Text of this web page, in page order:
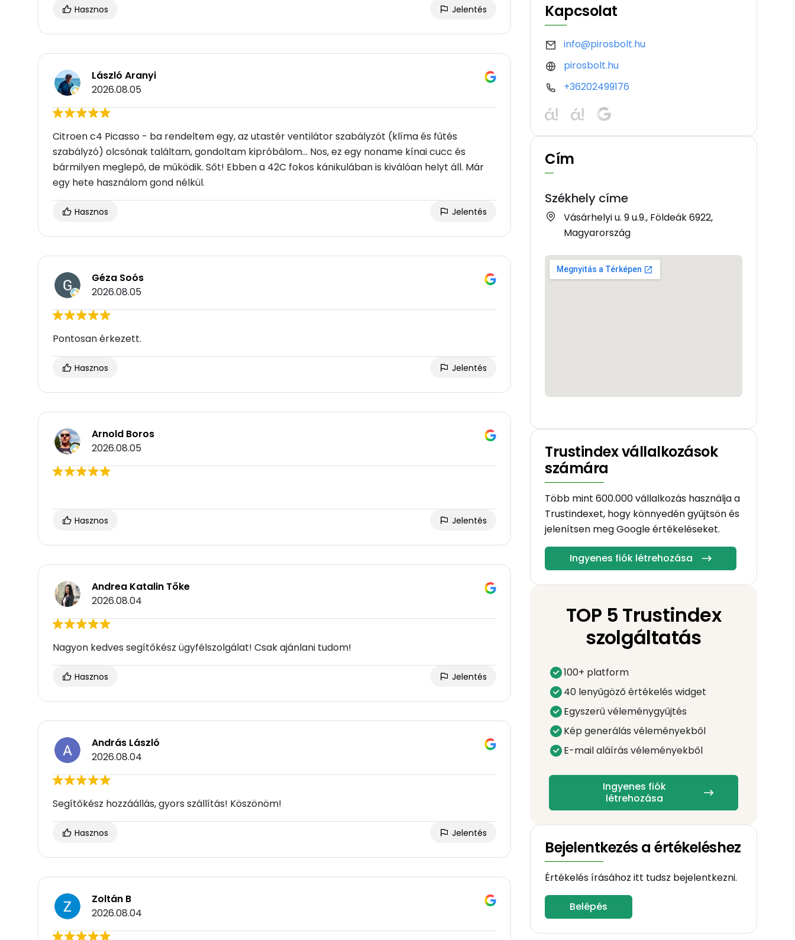
Hasznos Jelentés
László Aranyi
2026.08.05
Citroen c4 Picasso - ba rendeltem egy, az utastér ventilátor szabályzót (klíma és fűtés
szabályzó) olcsónak találtam, gondoltam kipróbálom... Nos, ez egy noname kínai cucc és
bármilyen meglepő, de működik. Sőt! Ebben a 42C fokos kánikulában is kiválóan helyt áll. Már
egy hete használom gond nélkül.
Hasznos Jelentés
Géza Soós
2026.08.05
Pontosan érkezett.
Hasznos Jelentés
Arnold Boros
2026.08.05
Hasznos Jelentés
Andrea Katalin Tőke
2026.08.04
Nagyon kedves segítőkész ügyfélszolgálat! Csak ajánlani tudom!
Hasznos Jelentés
András László
2026.08.04
Segítőkész hozzáállás, gyors szállítás! Köszönöm!
Hasznos Jelentés
Zoltán B
2026.08.04
Kapcsolat
info@pirosbolt.hu
pirosbolt.hu
+36202499176
Cím
Székhely címe
Vásárhelyi u. 9 u.9., Földeák 6922,
Magyarország
Trustindex vállalkozások
számára
Több mint 600.000 vállalkozás használja a
Trustindexet, hogy könnyedén gyűjtsön és
jelenítsen meg Google értékeléseket.
Ingyenes fiók létrehozása
TOP 5 Trustindex
szolgáltatás
100+ platform
40 lenyűgöző értékelés widget
Egyszerű véleménygyűjtés
Kép generálás véleményekből
E-mail aláírás véleményekből
Ingyenes fiók
létrehozása
Bejelentkezés a értékeléshez
Értékelés írásához itt tudsz bejelentkezni.
Belépés